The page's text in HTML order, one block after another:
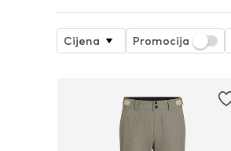
Cijena Promocija